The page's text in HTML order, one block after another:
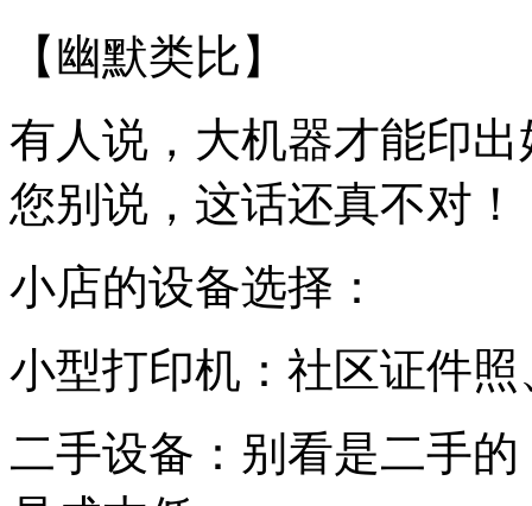
【幽默类比】
有人说，大机器才能印
您别说，这话还真不对！
小店的设备选择：
小型打印机：社区证件
二手设备：别看是二手